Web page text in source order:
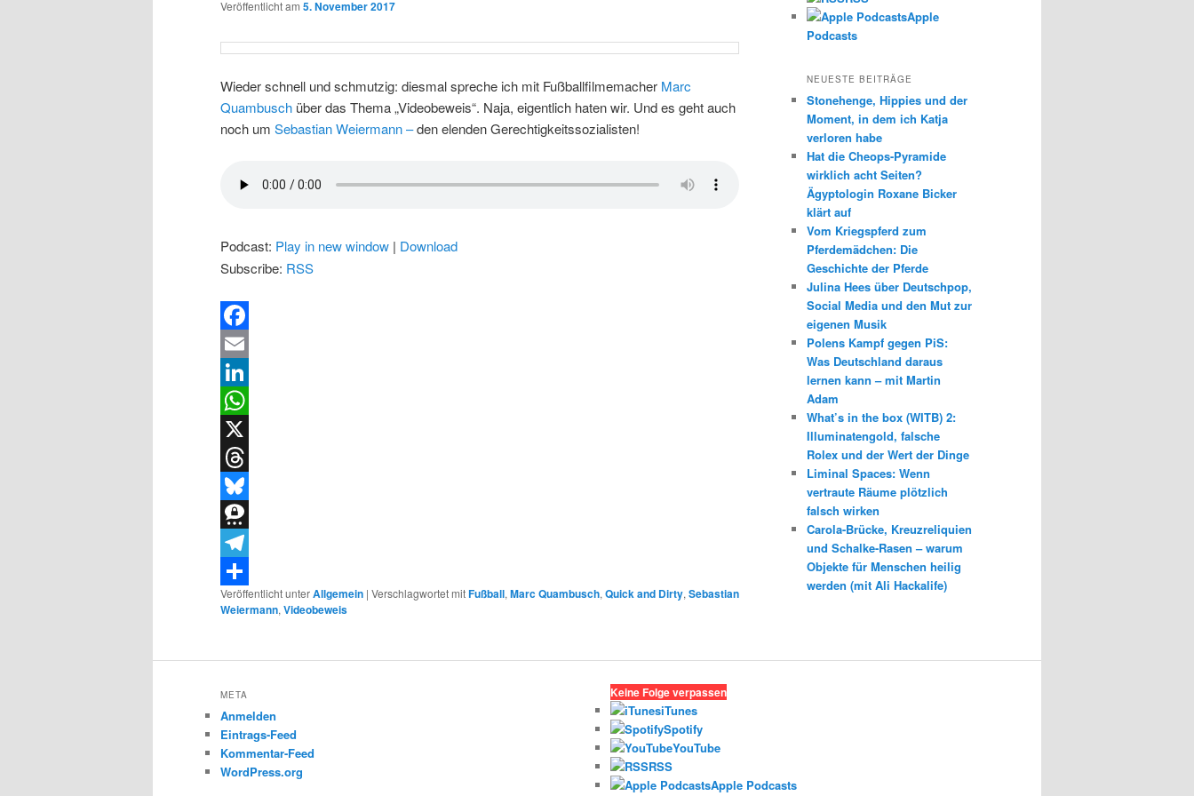
Veröffentlicht am 5. November 2017
Wieder schnell und schmutzig: diesmal spreche ich mit Fußballfilmemacher Marc
Quambusch über das Thema „Videobeweis“. Naja, eigentlich haten wir. Und es geht auch
noch um Sebastian Weiermann –den elenden Gerechtigkeitssozialisten!
Podcast: Play in new window | Download
Subscribe: RSS
Facebook
Email
LinkedIn
WhatsApp
X
Threads
Bluesky
Threema
Telegram
Teilen
Veröffentlicht unterAllgemein | Verschlagwortet mitFußball, Marc Quambusch, Quick and Dirty, Sebastian
Weiermann, Videobeweis
Apple
Podcasts
NEUESTE BEITRÄGE
Stonehenge, Hippies und der
Moment, in dem ich Katja
verloren habe
Hat die Cheops-Pyramide
wirklich acht Seiten?
Ägyptologin Roxane Bicker
klärt auf
Vom Kriegspferd zum
Pferdemädchen: Die
Geschichte der Pferde
Julina Hees über Deutschpop,
Social Media und den Mut zur
eigenen Musik
Polens Kampf gegen PiS:
Was Deutschland daraus
lernen kann – mit Martin
Adam
What’s in the box (WITB) 2:
Illuminatengold, falsche
Rolex und der Wert der Dinge
Liminal Spaces: Wenn
vertraute Räume plötzlich
falsch wirken
Carola-Brücke, Kreuzreliquien
und Schalke-Rasen – warum
Objekte für Menschen heilig
werden (mit Ali Hackalife)
META
Anmelden
Eintrags-Feed
Kommentar-Feed
WordPress.org
Keine Folge verpassen
iTunes
Spotify
YouTube
RSS
Apple Podcasts